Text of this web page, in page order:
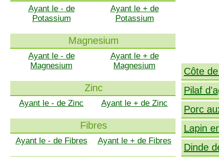
Ayant le - de
Potassium
Ayant le + de
Potassium
Magnesium
Ayant le - de
Magnesium
Ayant le + de
Magnesium
Zinc
Ayant le - de Zinc Ayant le + de Zinc
Fibres
Ayant le - de Fibres Ayant le + de Fibres
Côte
Pilaf
Porc
Lapin
Dinde